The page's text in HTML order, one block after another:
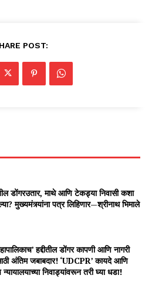
POST:
डोंगरउतार, माथे आणि टेकड्या निवासी कशा
मुख्यमंत्र्यांना पत्र लिहिणार—श्रीनाथ भिमाले
हद्दीतील डोंगर कापणी आणि नागरी
अंतिम जबाबदार! ‘UDCPR’ कायदे आणि
न्यायालयाच्या निवाड्यांवरून तरी घ्या धडा!